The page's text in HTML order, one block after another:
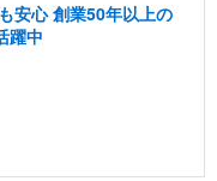
安心 創業50年以上の
躍中